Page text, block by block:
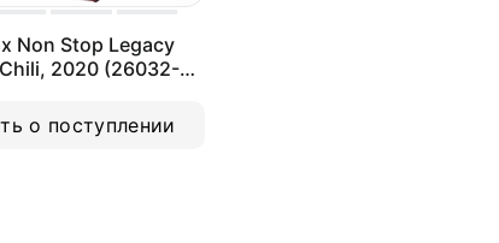
Non Stop Legacy
2020 (26032-
о поступлении